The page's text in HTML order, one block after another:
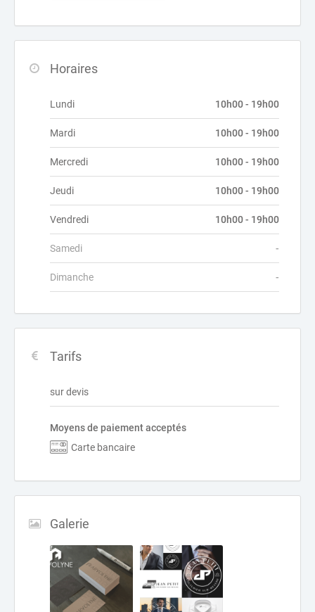
Horaires
Lundi 10h00 - 19h00
Mardi 10h00 - 19h00
Mercredi 10h00 - 19h00
Jeudi 10h00 - 19h00
Vendredi 10h00 - 19h00
Samedi -
Dimanche -
Tarifs
sur devis
Moyens de paiement acceptés
Carte bancaire
Galerie